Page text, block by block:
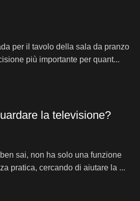
per il tavolo della sala da pranzo
più importante per quant...
la televisione?
sai, non ha solo una funzione
pratica, cercando di aiutare la ...